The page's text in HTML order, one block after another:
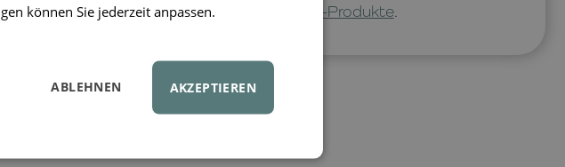
erfahren Sie imArtikel über Stapelstein-Produkte.
können Sie jederzeit anpassen.
AKZEPTIEREN
ABLEHNEN